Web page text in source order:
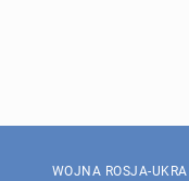
WOJNA ROSJA-